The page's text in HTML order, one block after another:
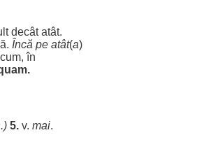
decât atât.
. Încă pe atât(a)
, în
.) 5. v. mai.